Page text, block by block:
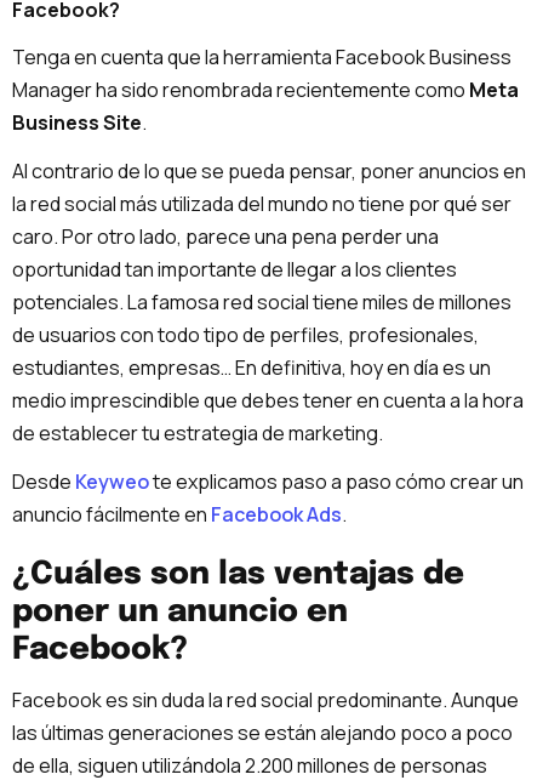
Facebook?
Tenga en cuenta que la herramienta Facebook Business
Manager ha sido renombrada recientemente como Meta
Business Site.
Al contrario de lo que se pueda pensar, poner anuncios en
la red social más utilizada del mundo no tiene por qué ser
caro. Por otro lado, parece una pena perder una
oportunidad tan importante de llegar a los clientes
potenciales. La famosa red social tiene miles de millones
de usuarios con todo tipo de perfiles, profesionales,
estudiantes, empresas… En definitiva, hoy en día es un
medio imprescindible que debes tener en cuenta a la hora
de establecer tu estrategia de marketing.
Desde Keyweote explicamos paso a paso cómo crear un
anuncio fácilmente en Facebook Ads.
¿Cuáles son las ventajas de
poner un anuncio en
Facebook?
Facebook es sin duda la red social predominante. Aunque
las últimas generaciones se están alejando poco a poco
de ella, siguen utilizándola 2.200 millones de personas